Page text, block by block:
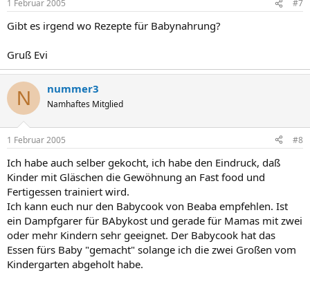
1 Februar 2005 #7
Gibt es irgend wo Rezepte für Babynahrung?
Gruß Evi
N nummer3
Namhaftes Mitglied
1 Februar 2005 #8
Ich habe auch selber gekocht, ich habe den Eindruck, daß
Kinder mit Gläschen die Gewöhnung an Fast food und
Fertigessen trainiert wird.
Ich kann euch nur den Babycook von Beaba empfehlen. Ist
ein Dampfgarer für BAbykost und gerade für Mamas mit zwei
oder mehr Kindern sehr geeignet. Der Babycook hat das
Essen fürs Baby "gemacht" solange ich die zwei Großen vom
Kindergarten abgeholt habe.